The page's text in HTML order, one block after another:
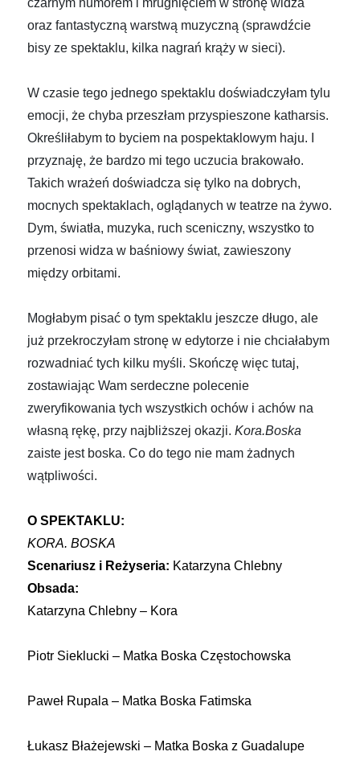
czarnym humorem i mrugnięciem w stronę widza
oraz fantastyczną warstwą muzyczną (sprawdźcie
bisy ze spektaklu, kilka nagrań krąży w sieci).
W czasie tego jednego spektaklu doświadczyłam tylu
emocji, że chyba przeszłam przyspieszone katharsis.
Określiłabym to byciem na pospektaklowym haju. I
przyznaję, że bardzo mi tego uczucia brakowało.
Takich wrażeń doświadcza się tylko na dobrych,
mocnych spektaklach, oglądanych w teatrze na żywo.
Dym, światła, muzyka, ruch sceniczny, wszystko to
przenosi widza w baśniowy świat, zawieszony
między orbitami.
Mogłabym pisać o tym spektaklu jeszcze długo, ale
już przekroczyłam stronę w edytorze i nie chciałabym
rozwadniać tych kilku myśli. Skończę więc tutaj,
zostawiając Wam serdeczne polecenie
zweryfikowania tych wszystkich ochów i achów na
własną rękę, przy najbliższej okazji.Kora.Boska
zaiste jest boska. Co do tego nie mam żadnych
wątpliwości.
O SPEKTAKLU:
KORA. BOSKA
Scenariusz i Reżyseria: Katarzyna Chlebny
Obsada:
Katarzyna Chlebny – Kora
Piotr Sieklucki – Matka Boska Częstochowska
Paweł Rupala – Matka Boska Fatimska
Łukasz Błażejewski – Matka Boska z Guadalupe